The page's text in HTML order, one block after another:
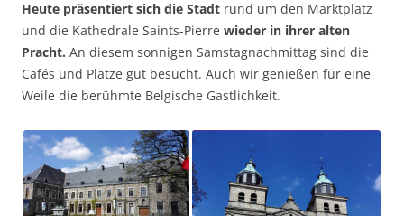
Heute präsentiert sich die Stadt rund um den Marktplatz
und die Kathedrale Saints-Pierre wieder in ihrer alten
Pracht. An diesem sonnigen Samstagnachmittag sind die
Cafés und Plätze gut besucht. Auch wir genießen für eine
Weile die berühmte Belgische Gastlichkeit.